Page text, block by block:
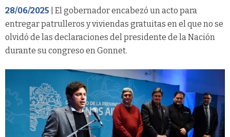
28/06/2025 | El gobernador encabezó un acto para
entregar patrulleros y viviendas gratuitas en el que no se
olvidó de las declaraciones del presidente de la Nación
durante su congreso en Gonnet.